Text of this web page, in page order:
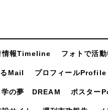
情報Timeline フォトで活
Mail プロフィールProfile
学の夢 DREAM ポスター